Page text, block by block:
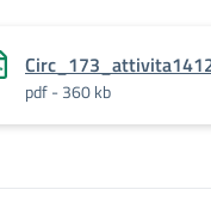
pdf - 360 kb